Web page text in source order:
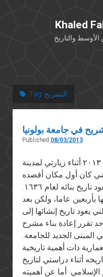
والتاريخ
Tag: التشريح
في جامعة بولونيا
Published 08/03/2013
نُشر في فيسبوك في ٨ مارس ٢٠١٣ أثناء زيارتي لمدينة
كان أول مكان أقصده
مسرح التشريح الشهير الذي يعود تاريخ بنائه لعام ١٦٣٦.
عاما، ولكن بعد
يعود تاريخ إنشائها إلى
واحد تقرر إعادة بناء مشرح
المبنى الجديد للجامعة.
ذات أهمية تاريخية
أثناء دراستي لتاريخ
أما عن أهميته